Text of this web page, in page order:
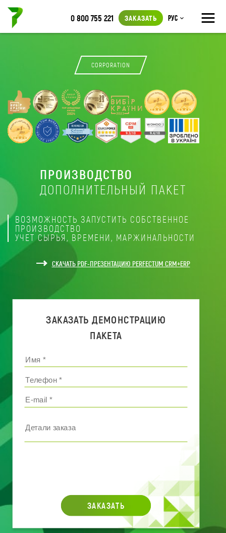
≡
0 800 755 221 ЗАКАЗАТЬ Рус
CORPORATION
ПРОИЗВОДСТВО
ДОПОЛНИТЕЛЬНЫЙ ПАКЕТ
ВОЗМОЖНОСТЬ ЗАПУСТИТЬ СОБСТВЕННОЕ
ПРОИЗВОДСТВО
УЧЕТ СЫРЬЯ, ВРЕМЕНИ, МАРЖИНАЛЬНОСТИ
СКАЧАТЬ PDF-ПРЕЗЕНТАЦИЮ PERFECTUM CRM+ERP
ЗАКАЗАТЬ ДЕМОНСТРАЦИЮ
ПАКЕТА
ЗАКАЗАТЬ